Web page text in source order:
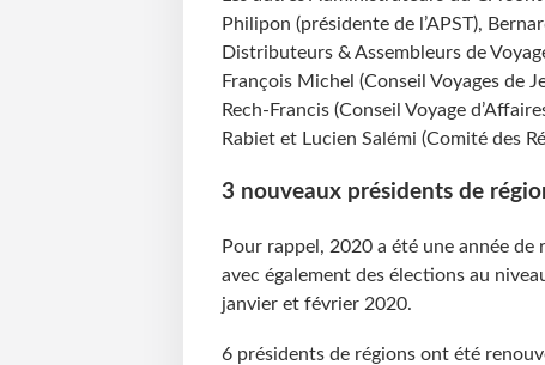
Philipon (présidente de l’APST),
Distributeurs & Assembleurs de
François Michel (Conseil Voyages de
Rech-Francis (Conseil Voyage
Rabiet et Lucien Salémi (Comité des
3 nouveaux présidents de
Pour rappel, 2020 a été une année de
avec également des élections au
janvier et février 2020.
6 présidents de régions ont été